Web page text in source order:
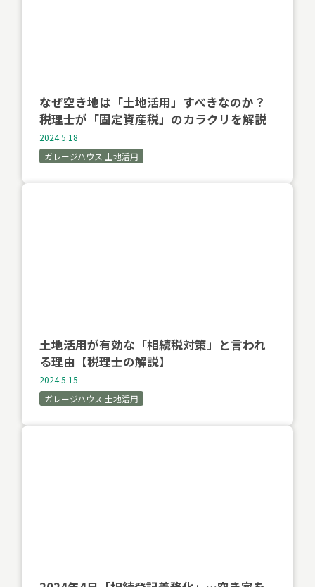
なぜ空き地は「土地活用」すべきなのか？
税理士が「固定資産税」のカラクリを解説
2024.5.18
ガレージハウス 土地活用
土地活用が有効な「相続税対策」と言われ
る理由【税理士の解説】
2024.5.15
ガレージハウス 土地活用